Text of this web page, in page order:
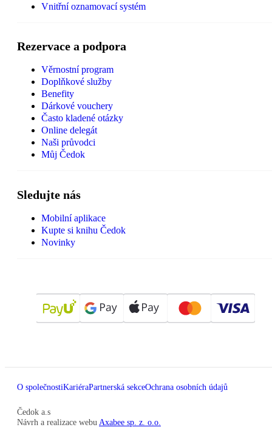
Vnitřní oznamovací systém
Rezervace a podpora
Věrnostní program
Doplňkové služby
Benefity
Dárkové vouchery
Často kladené otázky
Online delegát
Naši průvodci
Můj Čedok
Sledujte nás
Mobilní aplikace
Kupte si knihu Čedok
Novinky
O společnostiKariéraPartnerská sekceOchrana osobních údajů
Čedok a.s
Návrh a realizace webu Axabee sp. z. o.o.